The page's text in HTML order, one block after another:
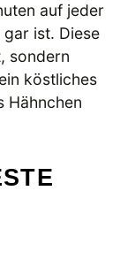
auf jeder
ist. Diese
sondern
köstliches
Hähnchen